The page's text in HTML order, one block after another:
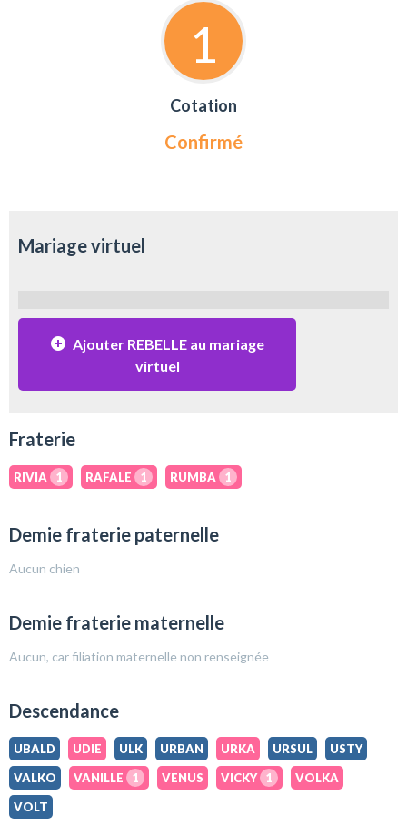
1
Cotation
Confirmé
Mariage virtuel
Ajouter REBELLE au mariage
virtuel
Fraterie
RIVIA 1 RAFALE 1 RUMBA 1
Demie fraterie paternelle
Aucun chien
Demie fraterie maternelle
Aucun, car filiation maternelle non renseignée
Descendance
UBALD UDIE ULK URBAN URKA URSUL
USTY
VALKO
VANILLE 1 VENUS VICKY 1
VOLKA
VOLT